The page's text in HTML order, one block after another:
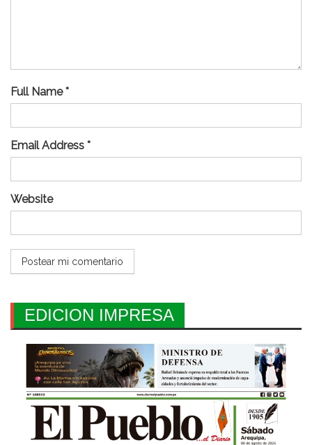
Full Name *
Email Address *
Website
EDICION IMPRESA